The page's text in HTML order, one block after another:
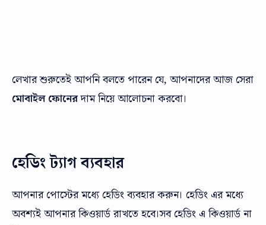
লেখার শুরুতেই আপনি বলতে পারেন যে, আপনাদের আজ সেরা
মোবাইল ফোনেরদাম নিয়ে আলোচনা করবো।
হেডিং ট্যাগ ব্যবহার
আপনার পোস্টের মধ্যে হেডিং ব্যবহার করুন। হেডিং এর মধ্যে
অবশ্যই আপনার কিওয়ার্ড রাখতে হবে।সব হেডিং এ কিওয়ার্ড না